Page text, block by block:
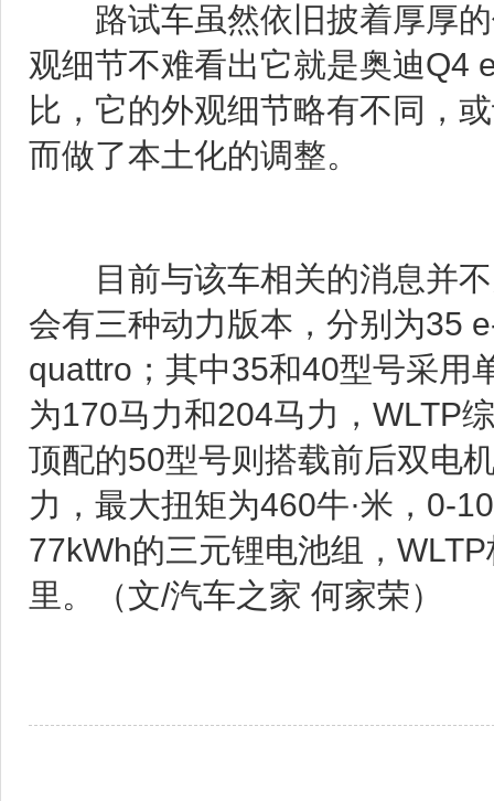
路试车虽然依旧披着厚厚的
观细节不难看出它就是奥迪Q4
比，它的外观细节略有不同，
而做了本土化的调整。
目前与该车相关的消息并不
会有三种动力版本，分别为35
quattro；其中35和40型号采用
为170马力和204马力，WLTP
顶配的50型号则搭载前后双电
力，最大扭矩为460牛·米，0-
77kWh的三元锂电池组，
里。（文/汽车之家 何家荣）